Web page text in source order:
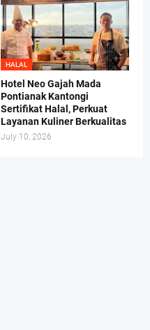
HALAL
Hotel Neo Gajah Mada
Pontianak Kantongi
Sertifikat Halal, Perkuat
Layanan Kuliner Berkualitas
July 10, 2026